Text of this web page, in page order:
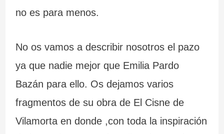
no es para menos.
No os vamos a describir nosotros el pazo
ya que nadie mejor que Emilia Pardo
Bazán para ello. Os dejamos varios
fragmentos de su obra de El Cisne de
Vilamorta en donde ,con toda la inspiración